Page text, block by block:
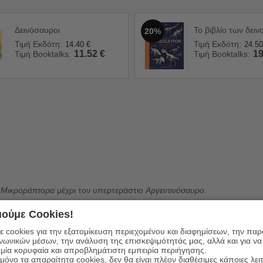
Δεινόσαυροι
Τιμή Εκδότη: 14.40 €
Τιμή Booktalks: 11.52 €
20%
Το βιβλίο των
Τιμή Εκδότη: 24.50
Τιμή Booktalks:
Μικροράπτορα μέχρι τον υπερτεράστιο Αργεντινόσαυρο
άλλοι φολίδες;
μεγαλείο.
Cookies!
cookies για την εξατομίκευση περιεχομένου και διαφημίσεων, την
μέσων, την ανάλυση της επισκεψιμότητάς μας, αλλά και για
κορυφαία και απροβλημάτιστη εμπειρία περιήγησης.
τα απαραίτητα cookies, δεν θα είναι πλέον διαθέσιμες κάποιες